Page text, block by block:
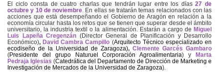
El ciclo consta de cuatro charlas que tendrán lugar entre los días 27 de
octubre y 10 de noviembre. En ellas se tratarán temas relacionados con las
acciones que está desempeñando el Gobierno de Aragón en relación a la
economía circular hasta los retos que se tienen que superar desde el ámbito
universitario, la industria textil o la alimentación. Estarán a cargo de Miguel
Luis Lapeña Cregenzán (Director General de Planificación y Desarrollo
Económico), David Cambra Campillo (Arquitecto Técnico especializado en
ecodiseño de la Universidad de Zaragoza), Clemente Garcés Gambaro
(Presidente del grupo Naturuel Corporación Agroalimentaria) y
Marta
Pedraja Iglesias (Catedrática del Departamento de Dirección de Marketing e
Investigación de Mercados de la Universidad de Zaragoza).